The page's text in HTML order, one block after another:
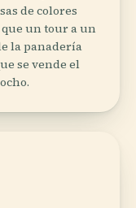
de colores
un tour a un
la panadería
se vende el